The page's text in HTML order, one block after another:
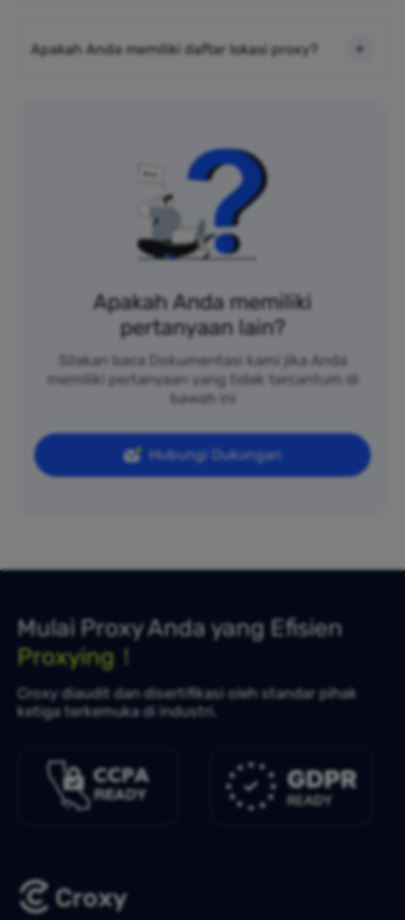
Apakah Anda memiliki daftar lokasi proxy?
Apakah Anda memiliki
pertanyaan lain?
Silakan baca Dokumentasi kami jika Anda
memiliki pertanyaan yang tidak tercantum di
bawah ini
Hubungi Dukungan
Mulai Proxy Anda yang Efisien
Proxying！
Croxy diaudit dan disertifikasi oleh standar pihak
ketiga terkemuka di industri.